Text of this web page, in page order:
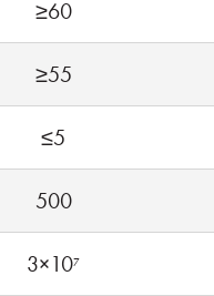
≥60
≥55
≤5
500
3×107